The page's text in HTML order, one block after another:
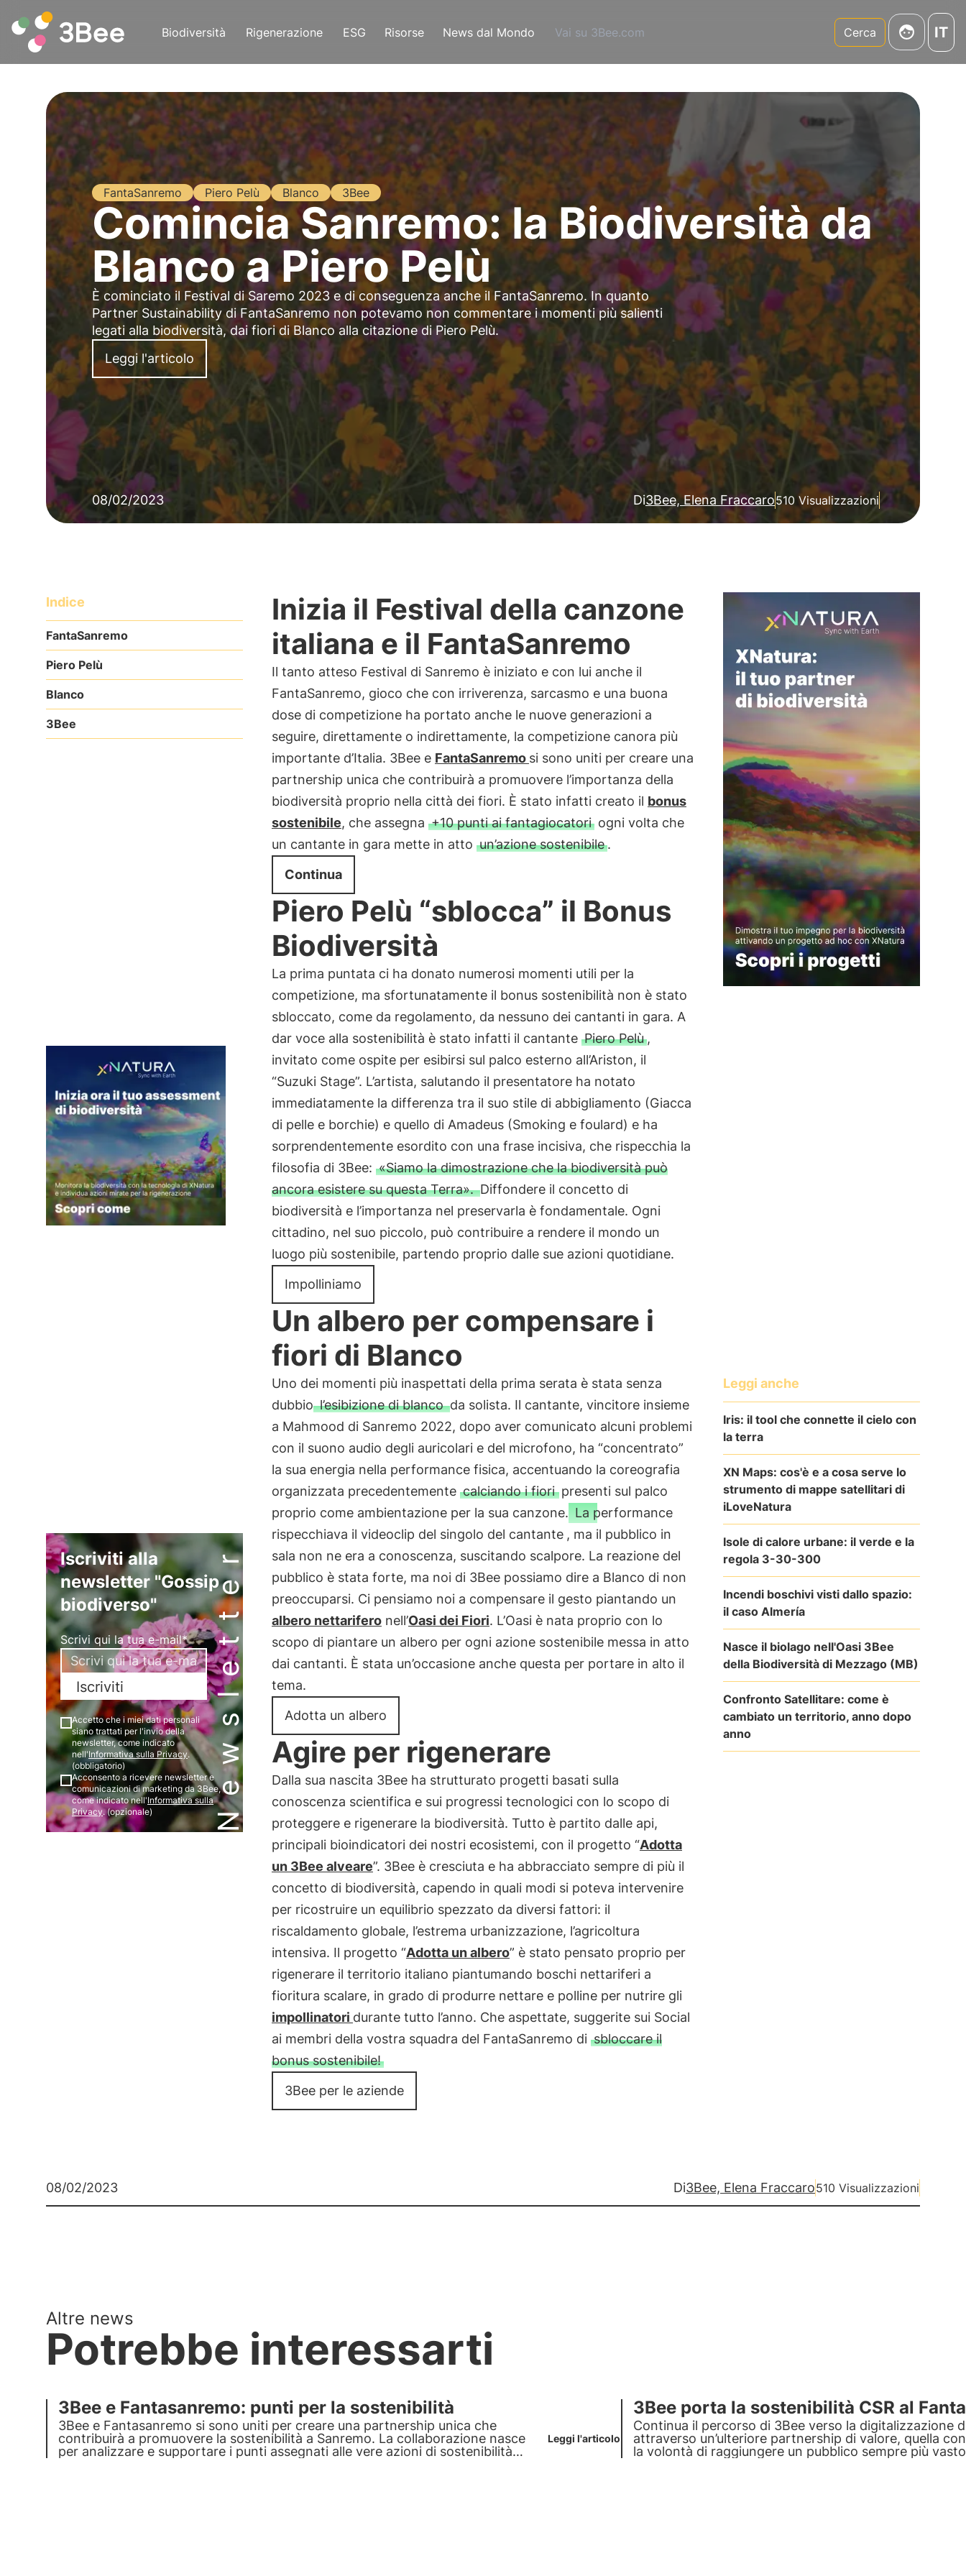
Biodiversità Rigenerazione ESG Risorse News dal Mondo Vai su 3Bee.com Cerca IT
FantaSanremo Piero Pelù Blanco 3Bee
Comincia Sanremo: la Biodiversità da
Blanco a Piero Pelù
È cominciato il Festival di Saremo 2023 e di conseguenza anche il FantaSanremo. In quanto
Partner Sustainability di FantaSanremo non potevamo non commentare i momenti più salienti
legati alla biodiversità, dai fiori di Blanco alla citazione di Piero Pelù.
Leggi l'articolo
08/02/2023 Di3Bee, Elena Fraccaro510 Visualizzazioni
Indice
FantaSanremo
Piero Pelù
Blanco
3Bee
Newsletter
Iscriviti alla
newsletter "Gossip
biodiverso"
Scrivi qui la tua e-mail*
Iscriviti
Accetto che i miei dati personali
siano trattati per l'invio della
newsletter, come indicato
nell'Informativa sulla Privacy.
(obbligatorio)
Acconsento a ricevere newsletter e
comunicazioni di marketing da 3Bee,
come indicato nell'Informativa sulla
Privacy. (opzionale)
Inizia il Festival della canzone
italiana e il FantaSanremo
Il tanto atteso Festival di Sanremo è iniziato e con lui anche il
FantaSanremo, gioco che con irriverenza, sarcasmo e una buona
dose di competizione ha portato anche le nuove generazioni a
seguire, direttamente o indirettamente, la competizione canora più
importante d’Italia. 3Bee e FantaSanremo si sono uniti per creare una
partnership unica che contribuirà a promuovere l’importanza della
biodiversità proprio nella città dei fiori. È stato infatti creato il bonus
sostenibile, che assegna +10 punti ai fantagiocatoriogni volta che
un cantante in gara mette in atto un’azione sostenibile.
Continua
Piero Pelù “sblocca” il Bonus
Biodiversità
La prima puntata ci ha donato numerosi momenti utili per la
competizione, ma sfortunatamente il bonus sostenibilità non è stato
sbloccato, come da regolamento, da nessuno dei cantanti in gara. A
dar voce alla sostenibilità è stato infatti il cantante Piero Pelù,
invitato come ospite per esibirsi sul palco esterno all’Ariston, il
“Suzuki Stage”. L’artista, salutando il presentatore ha notato
immediatamente la differenza tra il suo stile di abbigliamento (Giacca
di pelle e borchie) e quello di Amadeus (Smoking e foulard) e ha
sorprendentemente esordito con una frase incisiva, che rispecchia la
filosofia di 3Bee: «Siamo la dimostrazione che la biodiversità può
ancora esistere su questa Terra».Diffondere il concetto di
biodiversità e l’importanza nel preservarla è fondamentale. Ogni
cittadino, nel suo piccolo, può contribuire a rendere il mondo un
luogo più sostenibile, partendo proprio dalle sue azioni quotidiane.
Impolliniamo
Un albero per compensare i
fiori di Blanco
Uno dei momenti più inaspettati della prima serata è stata senza
dubbio l’esibizione di blancoda solista. Il cantante, vincitore insieme
a Mahmood di Sanremo 2022, dopo aver comunicato alcuni problemi
con il suono audio degli auricolari e del microfono, ha “concentrato”
la sua energia nella performance fisica, accentuando la coreografia
organizzata precedentemente calciando i fiori presenti sul palco
proprio come ambientazione per la sua canzone. La performance
rispecchiava il videoclip del singolo del cantante , ma il pubblico in
sala non ne era a conoscenza, suscitando scalpore. La reazione del
pubblico è stata forte, ma noi di 3Bee possiamo dire a Blanco di non
preoccuparsi. Ci pensiamo noi a compensare il gesto piantando un
albero nettariferonell’Oasi dei Fiori. L’Oasi è nata proprio con lo
scopo di piantare un albero per ogni azione sostenibile messa in atto
dai cantanti. È stata un’occasione anche questa per portare in alto il
tema.
Adotta un albero
Agire per rigenerare
Dalla sua nascita 3Bee ha strutturato progetti basati sulla
conoscenza scientifica e sui progressi tecnologici con lo scopo di
proteggere e rigenerare la biodiversità. Tutto è partito dalle api,
principali bioindicatori dei nostri ecosistemi, con il progetto “Adotta
un 3Bee alveare”. 3Bee è cresciuta e ha abbracciato sempre di più il
concetto di biodiversità, capendo in quali modi si poteva intervenire
per ricostruire un equilibrio spezzato da diversi fattori: il
riscaldamento globale, l’estrema urbanizzazione, l’agricoltura
intensiva. Il progetto “Adotta un albero” è stato pensato proprio per
rigenerare il territorio italiano piantumando boschi nettariferi a
fioritura scalare, in grado di produrre nettare e polline per nutrire gli
impollinatori durante tutto l’anno. Che aspettate, suggerite sui Social
ai membri della vostra squadra del FantaSanremo di sbloccare il
bonus sostenibile!
3Bee per le aziende
Leggi anche
Iris: il tool che connette il cielo con
la terra
XN Maps: cos'è e a cosa serve lo
strumento di mappe satellitari di
iLoveNatura
Isole di calore urbane: il verde e la
regola 3-30-300
Incendi boschivi visti dallo spazio:
il caso Almería
Nasce il biolago nell'Oasi 3Bee
della Biodiversità di Mezzago (MB)
Confronto Satellitare: come è
cambiato un territorio, anno dopo
anno
08/02/2023 Di3Bee, Elena Fraccaro510 Visualizzazioni
Altre news
Potrebbe interessarti
3Bee e Fantasanremo: punti per la sostenibilità
3Bee e Fantasanremo si sono uniti per creare una partnership unica che
contribuirà a promuovere la sostenibilità a Sanremo. La collaborazione nasce
per analizzare e supportare i punti assegnati alle vere azioni di sostenibilità
Leggi l'articolo
3Bee porta la sostenibilità CSR al
Continua il percorso di 3Bee verso la digitalizzazione
attraverso un’ulteriore partnership di valore, quella
la volontà di raggiungere un pubblico sempre più